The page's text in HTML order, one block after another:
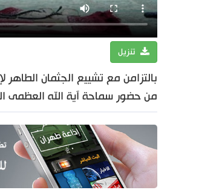
تنزيل
بالتزامن مع تشييع الجثمان
من حضور سماحة آية الله العظمى